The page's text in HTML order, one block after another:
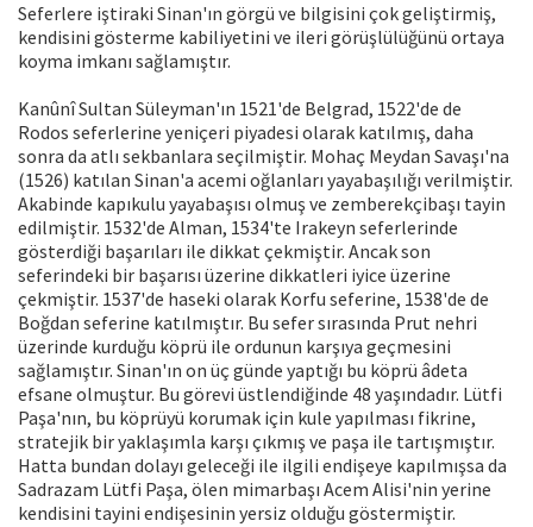
Seferlere iştiraki Sinan'ın görgü ve bilgisini çok geliştirmiş,
kendisini gösterme kabiliyetini ve ileri görüşlülüğünü ortaya
koyma imkanı sağlamıştır.
Kanûnî Sultan Süleyman'ın 1521'de Belgrad, 1522'de de
Rodos seferlerine yeniçeri piyadesi olarak katılmış, daha
sonra da atlı sekbanlara seçilmiştir. Mohaç Meydan Savaşı'na
(1526) katılan Sinan'a acemi oğlanları yayabaşılığı verilmiştir.
Akabinde kapıkulu yayabaşısı olmuş ve zemberekçibaşı tayin
edilmiştir. 1532'de Alman, 1534'te Irakeyn seferlerinde
gösterdiği başarıları ile dikkat çekmiştir. Ancak son
seferindeki bir başarısı üzerine dikkatleri iyice üzerine
çekmiştir. 1537'de haseki olarak Korfu seferine, 1538'de de
Boğdan seferine katılmıştır. Bu sefer sırasında Prut nehri
üzerinde kurduğu köprü ile ordunun karşıya geçmesini
sağlamıştır. Sinan'ın on üç günde yaptığı bu köprü âdeta
efsane olmuştur. Bu görevi üstlendiğinde 48 yaşındadır. Lütfi
Paşa'nın, bu köprüyü korumak için kule yapılması fikrine,
stratejik bir yaklaşımla karşı çıkmış ve paşa ile tartışmıştır.
Hatta bundan dolayı geleceği ile ilgili endişeye kapılmışsa da
Sadrazam Lütfi Paşa, ölen mimarbaşı Acem Alisi'nin yerine
kendisini tayini endişesinin yersiz olduğu göstermiştir.